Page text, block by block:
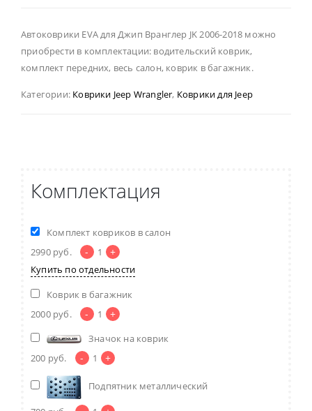
Автоковрики EVA для Джип Вранглер JK 2006-2018 можно
приобрести в комплектации: водительский коврик,
комплект передних, весь салон, коврик в багажник.
Категории: Коврики Jeep Wrangler, Коврики для Jeep
Комплектация
Комплект ковриков в салон
2990 руб. - 1 +
Купить по отдельности
Коврик в багажник
2000 руб. - 1 +
Значок на коврик
200 руб. - 1 +
Подпятник металлический